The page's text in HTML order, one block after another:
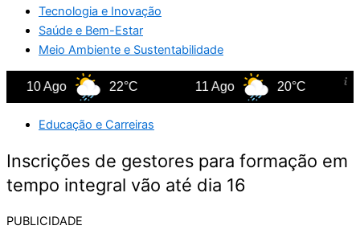
Tecnologia e Inovação
Saúde e Bem-Estar
Meio Ambiente e Sustentabilidade
10 Ago 22°C 11 Ago 20°C
Educação e Carreiras
Inscrições de gestores para formação em
tempo integral vão até dia 16
PUBLICIDADE